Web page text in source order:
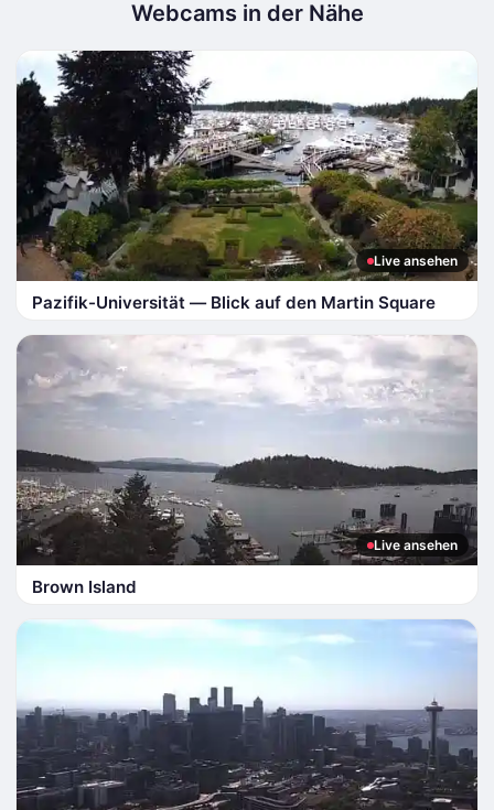
Webcams in der Nähe
Live ansehen
Pazifik-Universität — Blick auf den Martin Square
Live ansehen
Brown Island